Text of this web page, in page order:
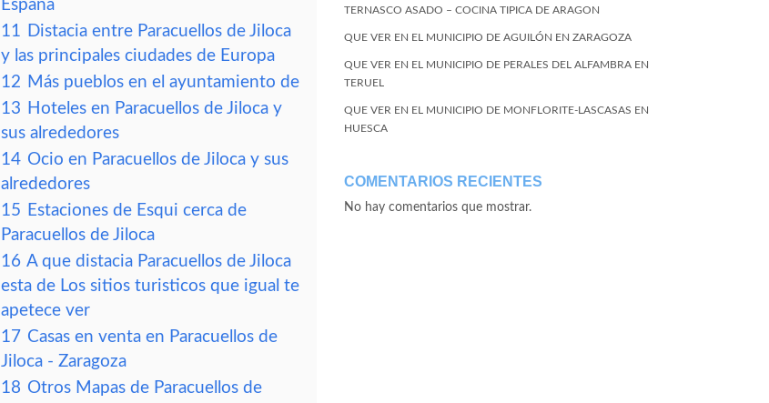
España
11 Distacia entre Paracuellos de Jiloca
y las principales ciudades de Europa
12 Más pueblos en el ayuntamiento de
13 Hoteles en Paracuellos de Jiloca y
sus alrededores
14 Ocio en Paracuellos de Jiloca y sus
alrededores
15 Estaciones de Esqui cerca de
Paracuellos de Jiloca
16 A que distacia Paracuellos de Jiloca
esta de Los sitios turisticos que igual te
apetece ver
17 Casas en venta en Paracuellos de
Jiloca - Zaragoza
18 Otros Mapas de Paracuellos de
TERNASCO ASADO – COCINA TIPICA DE ARAGON
QUE VER EN EL MUNICIPIO DE AGUILÓN EN ZARAGOZA
QUE VER EN EL MUNICIPIO DE PERALES DEL ALFAMBRA EN
TERUEL
QUE VER EN EL MUNICIPIO DE MONFLORITE-LASCASAS EN
HUESCA
COMENTARIOS RECIENTES
No hay comentarios que mostrar.